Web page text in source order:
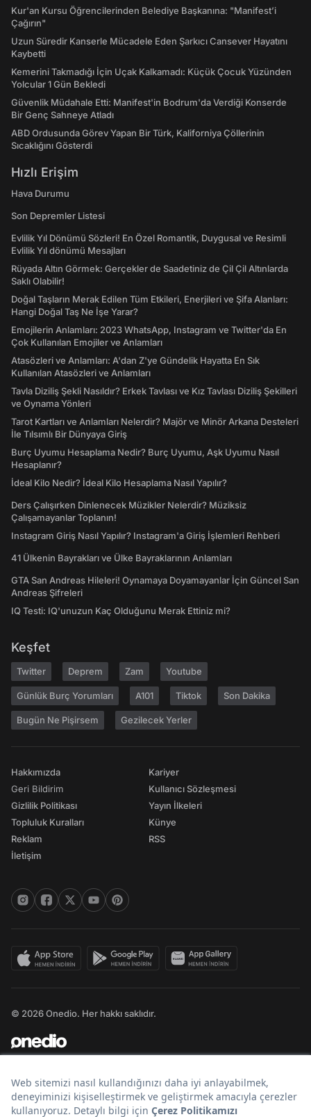
Kur'an Kursu Öğrencilerinden Belediye Başkanına: "Manifest’i
Çağırın"
Uzun Süredir Kanserle Mücadele Eden Şarkıcı Cansever Hayatını
Kaybetti
Kemerini Takmadığı İçin Uçak Kalkamadı: Küçük Çocuk Yüzünden
Yolcular 1 Gün Bekledi
Güvenlik Müdahale Etti: Manifest'in Bodrum'da Verdiği Konserde
Bir Genç Sahneye Atladı
ABD Ordusunda Görev Yapan Bir Türk, Kaliforniya Çöllerinin
Sıcaklığını Gösterdi
Hızlı Erişim
Hava Durumu
Son Depremler Listesi
Evlilik Yıl Dönümü Sözleri! En Özel Romantik, Duygusal ve Resimli
Evlilik Yıl dönümü Mesajları
Rüyada Altın Görmek: Gerçekler de Saadetiniz de Çil Çil Altınlarda
Saklı Olabilir!
Doğal Taşların Merak Edilen Tüm Etkileri, Enerjileri ve Şifa Alanları:
Hangi Doğal Taş Ne İşe Yarar?
Emojilerin Anlamları: 2023 WhatsApp, Instagram ve Twitter'da En
Çok Kullanılan Emojiler ve Anlamları
Atasözleri ve Anlamları: A'dan Z'ye Gündelik Hayatta En Sık
Kullanılan Atasözleri ve Anlamları
Tavla Diziliş Şekli Nasıldır? Erkek Tavlası ve Kız Tavlası Diziliş Şekilleri
ve Oynama Yönleri
Tarot Kartları ve Anlamları Nelerdir? Majör ve Minör Arkana Desteleri
İle Tılsımlı Bir Dünyaya Giriş
Burç Uyumu Hesaplama Nedir? Burç Uyumu, Aşk Uyumu Nasıl
Hesaplanır?
İdeal Kilo Nedir? İdeal Kilo Hesaplama Nasıl Yapılır?
Ders Çalışırken Dinlenecek Müzikler Nelerdir? Müziksiz
Çalışamayanlar Toplanın!
Instagram Giriş Nasıl Yapılır? Instagram'a Giriş İşlemleri Rehberi
41 Ülkenin Bayrakları ve Ülke Bayraklarının Anlamları
GTA San Andreas Hileleri! Oynamaya Doyamayanlar İçin Güncel San
Andreas Şifreleri
IQ Testi: IQ'unuzun Kaç Olduğunu Merak Ettiniz mi?
Keşfet
Twitter Deprem Zam Youtube
Günlük Burç Yorumları A101 Tiktok Son Dakika
Bugün Ne Pişirsem Gezilecek Yerler
Hakkımızda
Geri Bildirim
Gizlilik Politikası
Topluluk Kuralları
Reklam
İletişim
Kariyer
Kullanıcı Sözleşmesi
Yayın İlkeleri
Künye
RSS
© 2026 Onedio. Her hakkı saklıdır.
Bir markasıdır.